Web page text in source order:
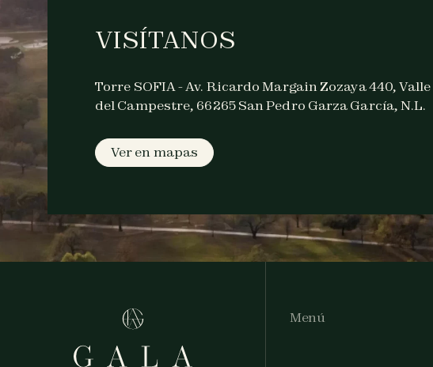
VISÍTANOS
Torre SOFIA - Av. Ricardo Margain Zozaya 440, Valle
del Campestre, 66265 San Pedro Garza García, N.L.
Ver en mapas
Menú